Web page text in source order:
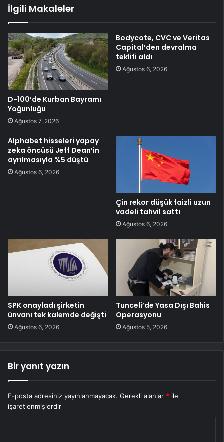
İlgili Makaleler
D-100’de Kurban Bayramı
Yoğunluğu
Ağustos 7, 2026
Bodycote, CVC ve Veritas
Capital’den devralma
teklifi aldı
Ağustos 6, 2026
Alphabet hisseleri yapay
zeka öncüsü Jeff Dean’in
ayrılmasıyla %5 düştü
Ağustos 6, 2026
Çin rekor düşük faizli uzun
vadeli tahvil sattı
Ağustos 6, 2026
SPK onayladı şirketin
ünvanı tek kalemde değişti
Ağustos 6, 2026
Tunceli’de Yasa Dışı Bahis
Operasyonu
Ağustos 5, 2026
Bir yanıt yazın
E-posta adresiniz yayınlanmayacak. Gerekli alanlar * ile
işaretlenmişlerdir